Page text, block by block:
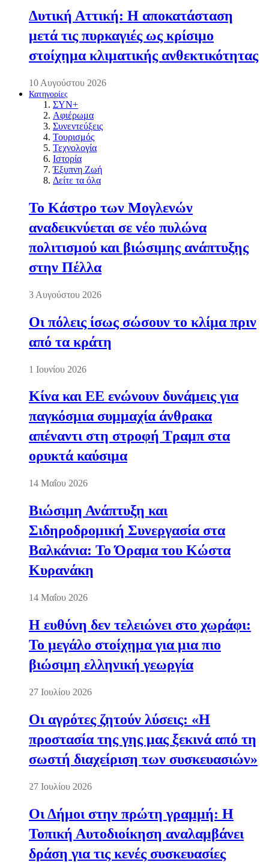
Δυτική Αττική: Η αποκατάσταση
μετά τις πυρκαγιές ως κρίσιμο
στοίχημα κλιματικής ανθεκτικότητας
10 Αυγούστου 2026
Κατηγορίες
ΣΥΝ+
Αφιέρωμα
Συνεντεύξεις
Τουρισμός
Τεχνολογία
Ιστορία
Έξυπνη Ζωή
Δείτε τα όλα
Το Κάστρο των Μογλενών
αναδεικνύεται σε νέο πυλώνα
πολιτισμού και βιώσιμης ανάπτυξης
στην Πέλλα
3 Αυγούστου 2026
Οι πόλεις ίσως σώσουν το κλίμα πριν
από τα κράτη
1 Ιουνίου 2026
Κίνα και ΕΕ ενώνουν δυνάμεις για
παγκόσμια συμμαχία άνθρακα
απέναντι στη στροφή Τραμπ στα
ορυκτά καύσιμα
14 Μαΐου 2026
Βιώσιμη Ανάπτυξη και
Σιδηροδρομική Συνεργασία στα
Βαλκάνια: Το Όραμα του Κώστα
Κυρανάκη
14 Μαΐου 2026
Η ευθύνη δεν τελειώνει στο χωράφι:
Το μεγάλο στοίχημα για μια πιο
βιώσιμη ελληνική γεωργία
27 Ιουλίου 2026
Οι αγρότες ζητούν λύσεις: «Η
προστασία της γης μας ξεκινά από τη
σωστή διαχείριση των συσκευασιών»
27 Ιουλίου 2026
Οι Δήμοι στην πρώτη γραμμή: Η
Τοπική Αυτοδιοίκηση αναλαμβάνει
δράση για τις κενές συσκευασίες